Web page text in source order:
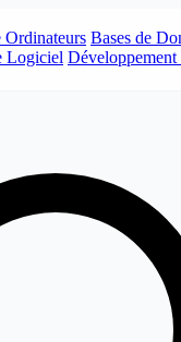
Ordinateurs Bases de
Logiciel Développement